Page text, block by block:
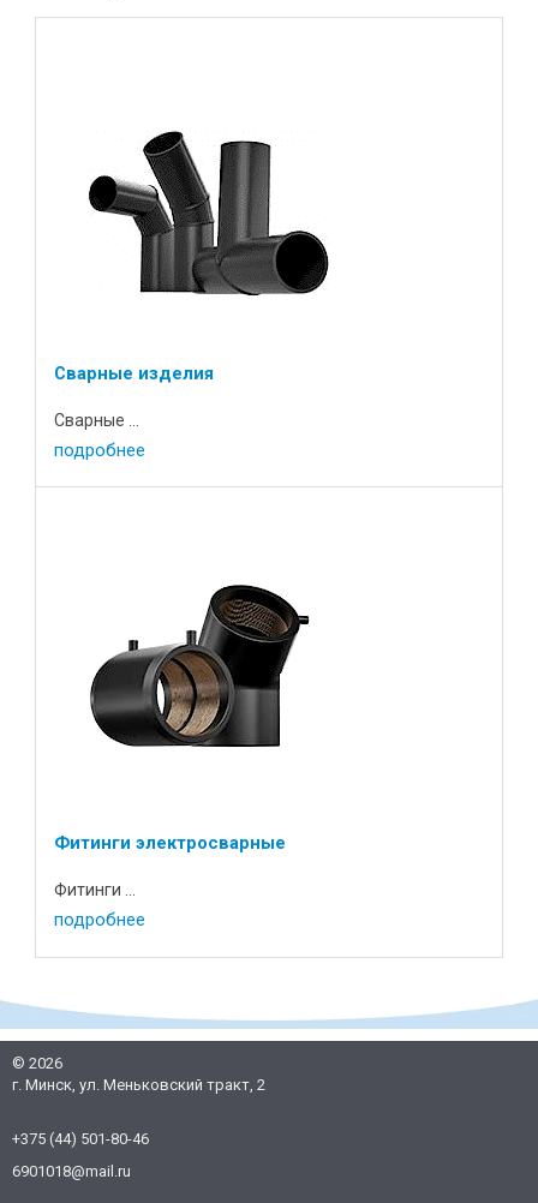
Сварные изделия
Сварные ...
подробнее
Фитинги электросварные
Фитинги ...
подробнее
© 2026
г. Минск, ул. Меньковский тракт, 2
+375 (44) 501-80-46
6901018@mail.ru